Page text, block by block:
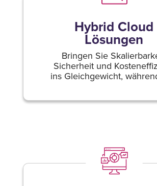
Hybrid Cloud
Lösungen
Bringen Sie
Sicherheit und
ins Gleichgewicht,